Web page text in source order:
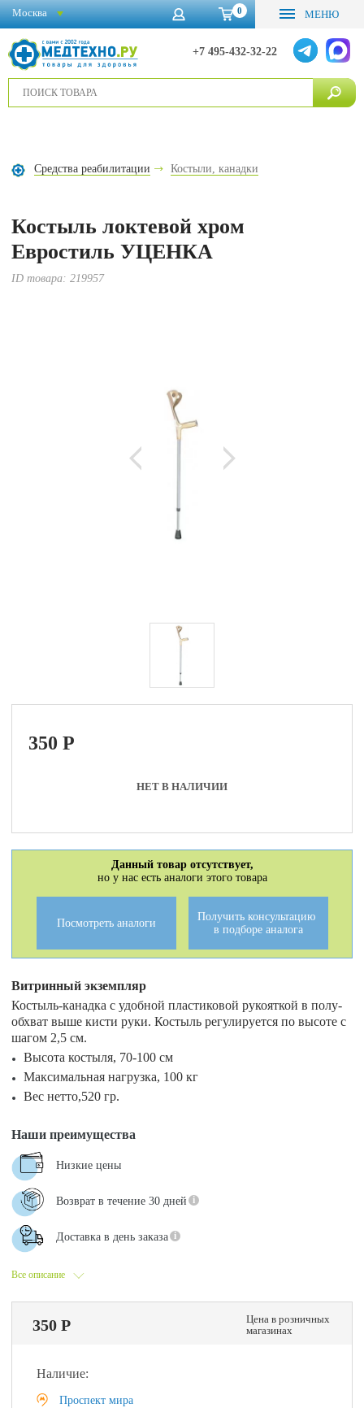
0 МЕНЮ
+7 495-432-32-22
Москва
Средства реабилитации Костыли, канадки
Костыль локтевой хром
Евростиль УЦЕНКА
ID товара:219957
350P
НЕТ В НАЛИЧИИ
Данный товар отсутствует,
но у нас есть аналоги этого товара
Посмотреть аналоги
Получить консультацию
в подборе аналога
Витринный экземпляр
Костыль-канадка с удобной пластиковой рукояткой в полу-
обхват выше кисти руки. Костыль регулируется по высоте с
шагом 2,5 см.
Высота костыля, 70-100 см
Максимальная нагрузка, 100 кг
Вес нетто,520 гр.
Все описание
Наши преимущества
Низкие цены
Возврат в течение 30 дней
Доставка в день заказа
350 Р
Цена в розничных
магазинах
Наличие:
Проспект мира